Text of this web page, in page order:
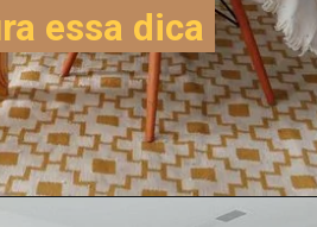
essa dica